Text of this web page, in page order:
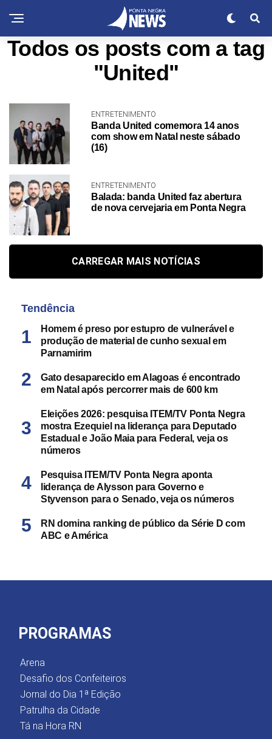
Todos os posts com a tag
"United"
ENTRETENIMENTO
Banda United comemora 14 anos
com show em Natal neste sábado
(16)
ENTRETENIMENTO
Balada: banda United faz abertura
de nova cervejaria em Ponta Negra
CARREGAR MAIS NOTÍCIAS
Tendência
Homem é preso por estupro de vulnerável e
produção de material de cunho sexual em
Parnamirim
Gato desaparecido em Alagoas é encontrado
em Natal após percorrer mais de 600 km
Eleições 2026: pesquisa ITEM/TV Ponta Negra
mostra Ezequiel na liderança para Deputado
Estadual e João Maia para Federal, veja os
números
Pesquisa ITEM/TV Ponta Negra aponta
liderança de Alysson para Governo e
Styvenson para o Senado, veja os números
RN domina ranking de público da Série D com
ABC e América
PROGRAMAS
Arena
Desafio dos Confeiteiros
Jornal do Dia 1ª Edição
Patrulha da Cidade
Tá na Hora RN